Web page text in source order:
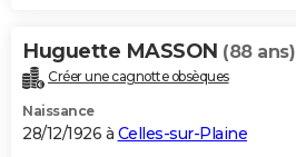
Huguette MASSON (88 ans)
Créer une cagnotte obsèques
Naissance
28/12/1926 à Celles-sur-Plaine